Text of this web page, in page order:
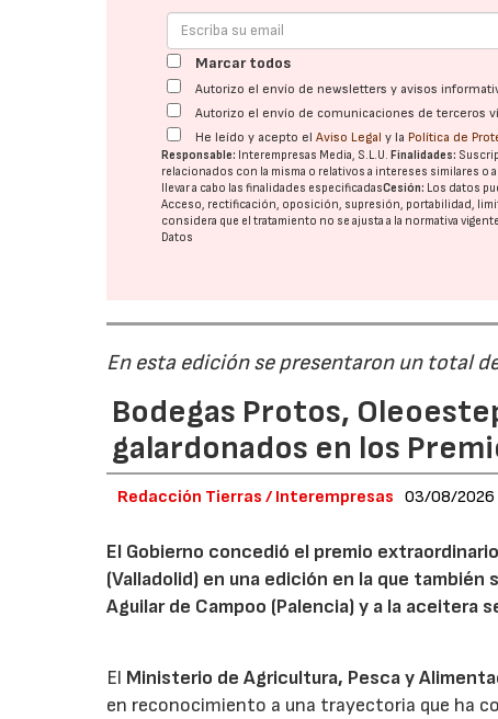
Marcar todos
Autorizo el envío de newsletters y avisos
Autorizo el envío de comunicaciones de terceros
He leído y acepto elAviso Legal y la Política de
Responsable: Interempresas Media, S.L.U.Finalidades:
relacionados con la misma o relativos a intereses similares o
llevar a cabo las finalidades especificadasCesión: Los datos
Acceso, rectificación, oposición, supresión, portabilidad,
considera que el tratamiento no se ajusta a la normativa
Datos
En esta edición se presentaron un total
Bodegas Protos,
galardonados en los
Redacción Tierras / Interempresas 03/08/2026
El Gobierno concedió el premio
(Valladolid) en una edición en la que
Aguilar de Campoo (Palencia) y a la aceitera
El Ministerio de Agricultura, Pesca y
en reconocimiento a una trayectoria que ha